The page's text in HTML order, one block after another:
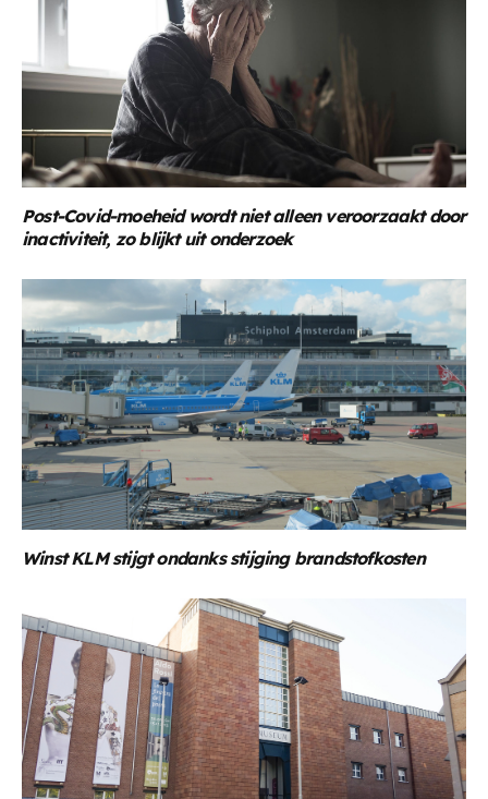
Post-Covid-moeheid wordt niet alleen veroorzaakt door
inactiviteit, zo blijkt uit onderzoek
Winst KLM stijgt ondanks stijging brandstofkosten